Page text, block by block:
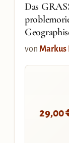
Das
von Markus
29,00